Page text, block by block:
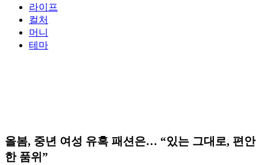
라이프
컬처
머니
테마
올봄, 중년 여성 유혹 패션은… “있는 그대로, 편안
한 품위”